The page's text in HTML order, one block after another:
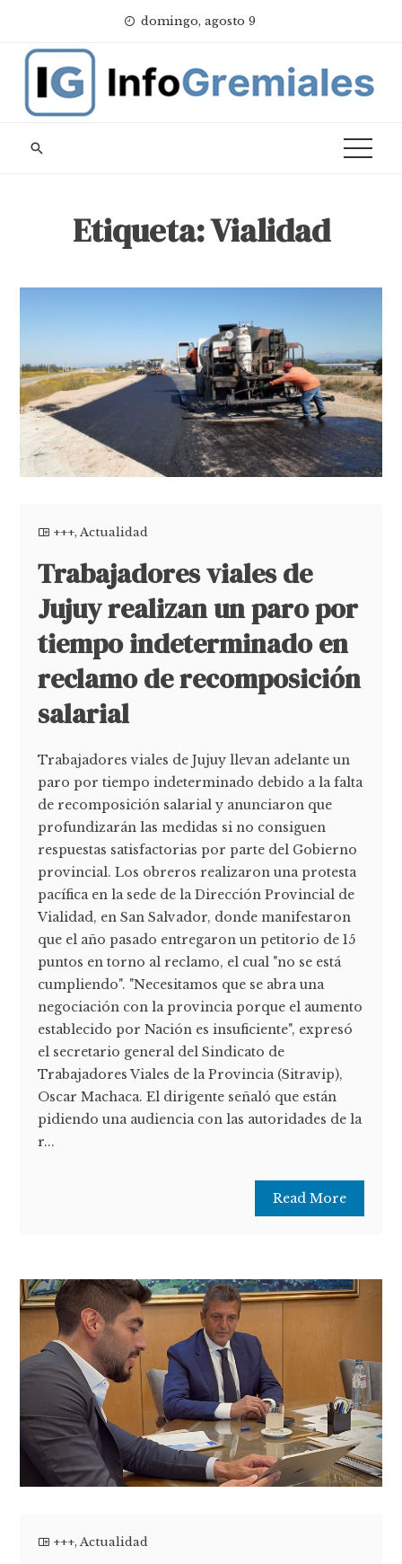
content
domingo, agosto 9
Etiqueta:Vialidad
+++,Actualidad
Trabajadores viales de
Jujuy realizan un paro por
tiempo indeterminado en
reclamo de recomposición
salarial
Trabajadores viales de Jujuy llevan adelante un
paro por tiempo indeterminado debido a la falta
de recomposición salarial y anunciaron que
profundizarán las medidas si no consiguen
respuestas satisfactorias por parte del Gobierno
provincial. Los obreros realizaron una protesta
pacífica en la sede de la Dirección Provincial de
Vialidad, en San Salvador, donde manifestaron
que el año pasado entregaron un petitorio de 15
puntos en torno al reclamo, el cual "no se está
cumpliendo". "Necesitamos que se abra una
negociación con la provincia porque el aumento
establecido por Nación es insuficiente", expresó
el secretario general del Sindicato de
Trabajadores Viales de la Provincia (Sitravip),
Oscar Machaca. El dirigente señaló que están
pidiendo una audiencia con las autoridades de la
r...
Read More
+++,Actualidad